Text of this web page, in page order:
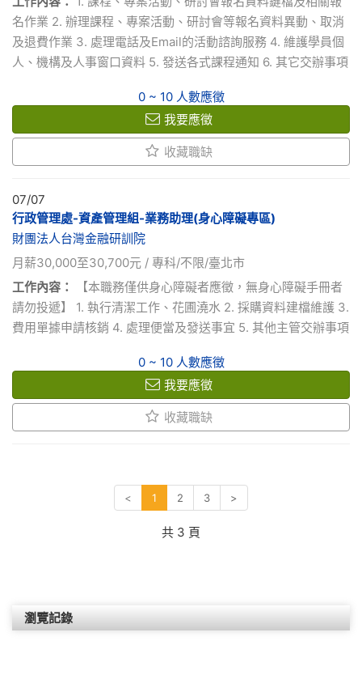
名作業 2. 辦理課程、專案活動、研討會等報名資料異動、取消
及退費作業 3. 處理電話及Email的活動諮詢服務 4. 維護學員個
人、機構及人事窗口資料 5. 發送各式課程通知 6. 其它交辦事項
0 ~ 10 人數應徵
我要應徵
收藏職缺
07/07
行政管理處-資產管理組-業務助理(身心障礙專區)
財團法人台灣金融研訓院
月薪30,000至30,700元 / 專科/不限/臺北市
工作內容：
【本職務僅供身心障礙者應徵，無身心障礙手冊者
請勿投遞】 1. 執行清潔工作、花圃澆水 2. 採購資料建檔維護 3.
費用單據申請核銷 4. 處理便當及發送事宜 5. 其他主管交辦事項
0 ~ 10 人數應徵
我要應徵
收藏職缺
< 1 2 3 >
共 3 頁
瀏覽記錄